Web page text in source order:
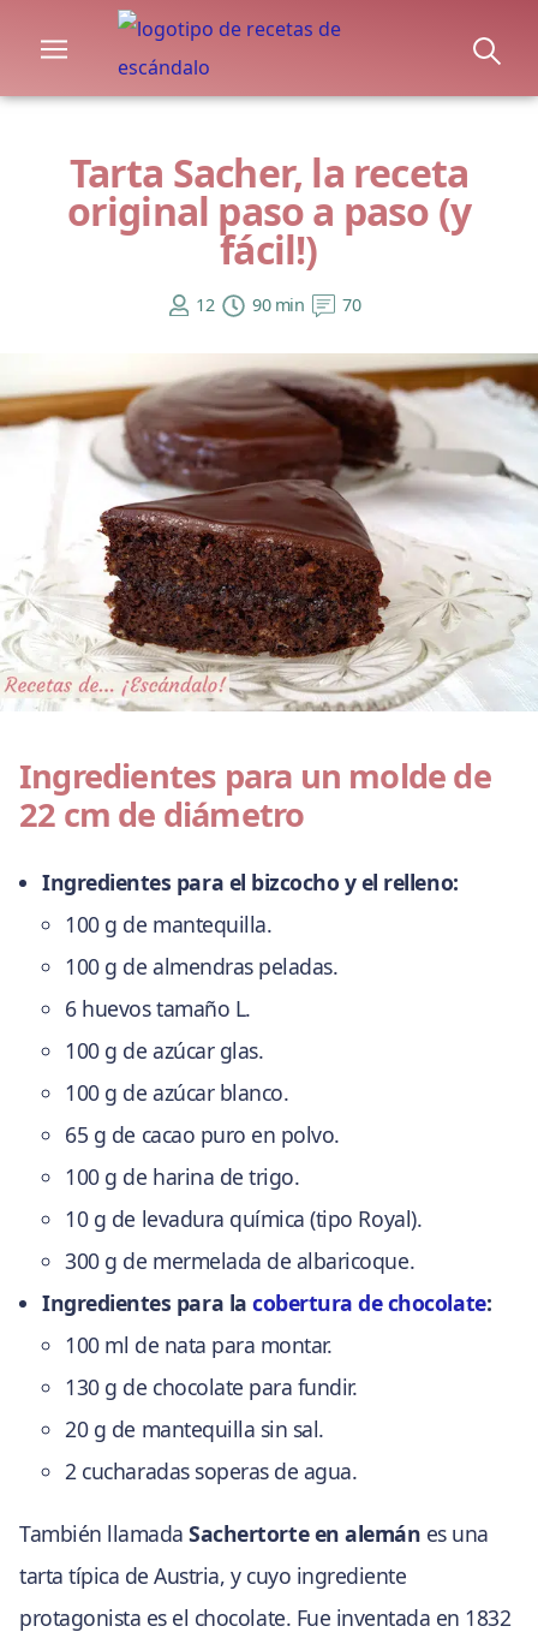
Tarta Sacher, la receta
original paso a paso (y
fácil!)
12 90 min 70
Ingredientes para un molde de
22 cm de diámetro
Ingredientes para el bizcocho y el relleno:
100 g de mantequilla.
100 g de almendras peladas.
6 huevos tamaño L.
100 g de azúcar glas.
100 g de azúcar blanco.
65 g de cacao puro en polvo.
100 g de harina de trigo.
10 g de levadura química (tipo Royal).
300 g de mermelada de albaricoque.
Ingredientes para lacobertura de chocolate:
100 ml de nata para montar.
130 g de chocolate para fundir.
20 g de mantequilla sin sal.
2 cucharadas soperas de agua.
También llamada Sachertorte en alemán es una
tarta típica de Austria, y cuyo ingrediente
protagonista es el chocolate. Fue inventada en 1832